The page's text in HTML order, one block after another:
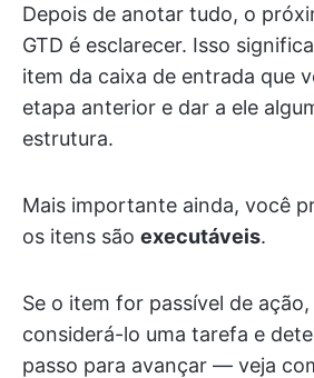
Depois de anotar tudo, o
GTD é esclarecer. Isso
item da caixa de entrada que
etapa anterior e dar a ele
estrutura.
Mais importante ainda, você
os itens são executáveis.
Se o item for passível de
considerá-lo uma tarefa e
passo para avançar — veja